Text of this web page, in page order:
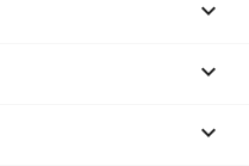

keyboard_arrow_down
